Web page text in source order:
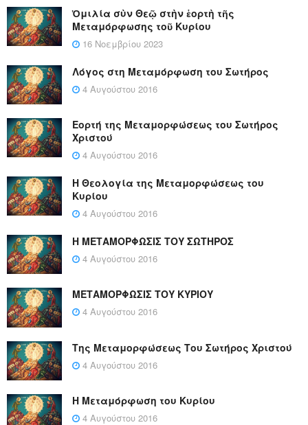
Ὁμιλία σὺν Θεῷ στὴν ἑορτὴ τῆς
Μεταμόρφωσης τοῦ Κυρίου
16 Νοεμβρίου 2023
Λόγος στη Μεταμόρφωση του Σωτήρος
4 Αυγούστου 2016
Εορτή της Μεταμορφώσεως του Σωτήρος
Χριστού
4 Αυγούστου 2016
Η Θεολογία της Μεταμορφώσεως του
Κυρίου
4 Αυγούστου 2016
Η ΜΕΤΑΜΟΡΦΩΣΙΣ ΤΟΥ ΣΩΤΗΡΟΣ
4 Αυγούστου 2016
ΜΕΤΑΜΟΡΦΩΣΙΣ ΤΟΥ ΚΥΡΙΟΥ
4 Αυγούστου 2016
Της Μεταμορφώσεως Του Σωτήρος Χριστού
4 Αυγούστου 2016
Η Μεταμόρφωση του Κυρίου
4 Αυγούστου 2016